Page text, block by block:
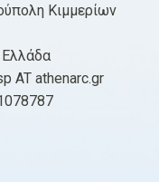
Κιμμερίων
AT athenarc.gr